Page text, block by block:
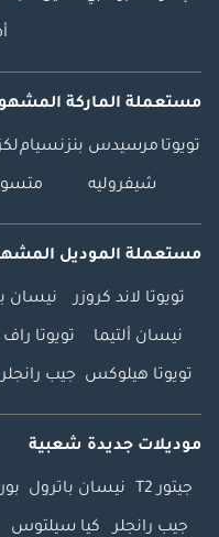
مستعملة الماركة
تويوتا مرسيدس بنزنسيام
شيفروليه
مستعملة الموديل
تويوتا لاند كروزر نيسان
نيسان ألتيما تويوتا راف
تويوتا هيلوكس جيب رانجلر
موديلات جديدة شعبية
جيتور T2 نيسان باترول
جيب رانجلر كيا سيلتوس